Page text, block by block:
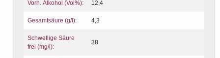
Vorh. Alkohol (Vol%): 12,4
Gesamtsäure (g/l): 4,3
Schweflige Säure
frei (mg/l):
38